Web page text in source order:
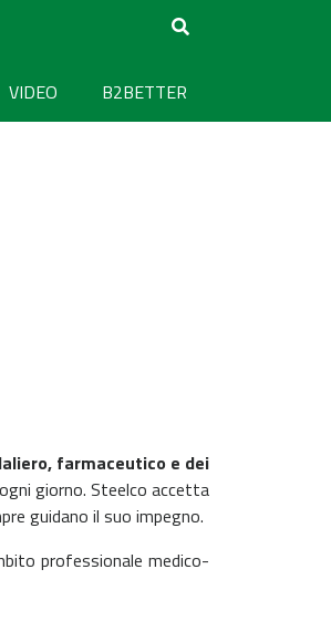
VIDEO B2BETTER
farmaceutico e dei
giorno. Steelco accetta
guidano il suo impegno.
professionale medico-